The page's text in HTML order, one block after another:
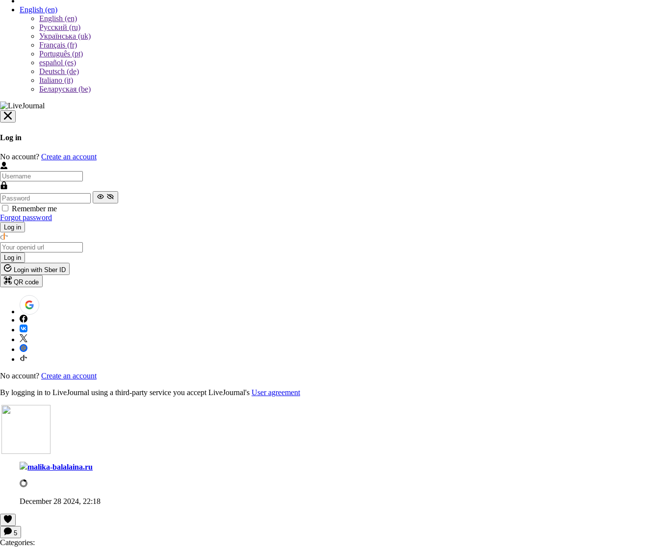
English (en)
English (en)
Русский (ru)
Українська (uk)
Français (fr)
Português (pt)
español (es)
Deutsch (de)
Italiano (it)
Беларуская (be)
Log in
No account? Create an account
Remember me
Forgot password
Log in
Log in
Login with Sber ID
QR code
No account? Create an account
By logging in to LiveJournal using a third-party service you accept LiveJournal's User agreement
malika-balalaina.ru
December 28 2024, 22:18
5
Categories: